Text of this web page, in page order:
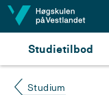
Hopp til innhald
Studietilbod
Studium